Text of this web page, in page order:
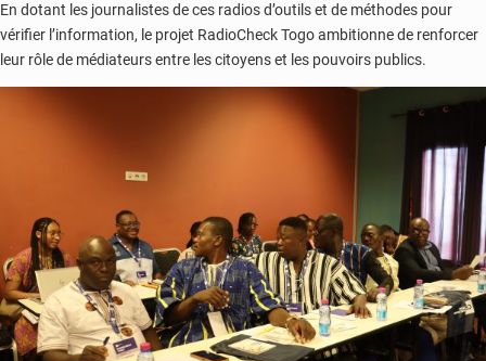
En dotant les journalistes de ces radios d’outils et de méthodes pour
vérifier l’information, le projet RadioCheck Togo ambitionne de renforcer
leur rôle de médiateurs entre les citoyens et les pouvoirs publics.